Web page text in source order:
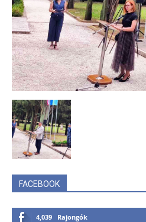
FACEBOOK
4,039 Rajongók